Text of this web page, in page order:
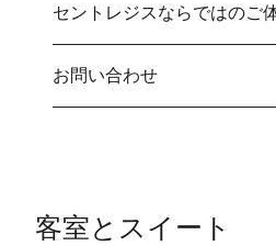
セントレジスならではのご
お問い合わせ
客室とスイート